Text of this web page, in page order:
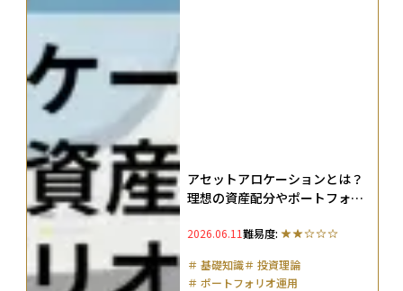
アセットアロケーションとは？
理想の資産配分やポートフォリ
解説
2026.06.11難易度:
＃ 基礎知識＃ 投資理論
＃ ポートフォリオ運用